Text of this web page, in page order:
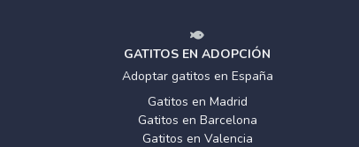
GATITOS EN ADOPCIÓN
Adoptar gatitos en España
Gatitos en Madrid
Gatitos en Barcelona
Gatitos en Valencia